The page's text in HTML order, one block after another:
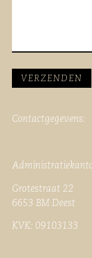
Contactgegevens:
Grotestraat 22
6653 BM
KVK: 09103133